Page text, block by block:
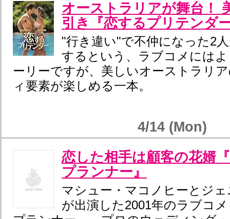
オーストラリアが舞台！
引き『恋するプリテンダ
"行き違い"で不仲になった2
するという、ラブコメには
ーリーですが、美しいオーストラリ
ィ要素が楽しめる一本。
4/14 (Mon)
恋した相手は顧客の花婿
プランナー』
マシュー・マコノヒーとジ
が出演した2001年のラブコ